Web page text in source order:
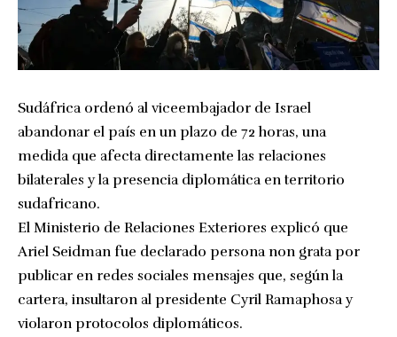
Sudáfrica ordenó al viceembajador de Israel
abandonar el país en un plazo de 72 horas, una
medida que afecta directamente las relaciones
bilaterales y la presencia diplomática en territorio
sudafricano.
El Ministerio de Relaciones Exteriores explicó que
Ariel Seidman fue declarado persona non grata por
publicar en redes sociales mensajes que, según la
cartera, insultaron al presidente Cyril Ramaphosa y
violaron protocolos diplomáticos.